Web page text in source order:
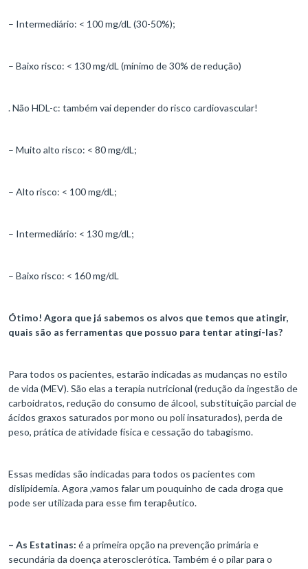
– Intermediário: < 100 mg/dL (30-50%);
– Baixo risco: < 130 mg/dL (mínimo de 30% de redução)
. Não HDL-c: também vai depender do risco cardiovascular!
– Muito alto risco: < 80 mg/dL;
– Alto risco: < 100 mg/dL;
– Intermediário: < 130 mg/dL;
– Baixo risco: < 160 mg/dL
Ótimo! Agora que já sabemos os alvos que temos que atingir,
quais são as ferramentas que possuo para tentar atingí-las?
Para todos os pacientes, estarão indicadas as mudanças no estilo
de vida (MEV). São elas a terapia nutricional (redução da ingestão de
carboidratos, redução do consumo de álcool, substituição parcial de
ácidos graxos saturados por mono ou poli insaturados), perda de
peso, prática de atividade física e cessação do tabagismo.
Essas medidas são indicadas para todos os pacientes com
dislipidemia. Agora ,vamos falar um pouquinho de cada droga que
pode ser utilizada para esse fim terapêutico.
– As Estatinas: é a primeira opção na prevenção primária e
secundária da doença aterosclerótica. Também é o pilar para o